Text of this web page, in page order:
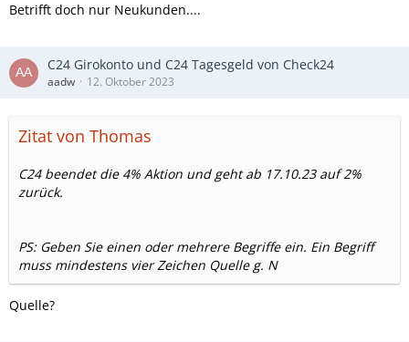
Betrifft doch nur Neukunden....
C24 Girokonto und C24 Tagesgeld von Check24
aadw 12. Oktober 2023
Zitat von Thomas
C24 beendet die 4% Aktion und geht ab 17.10.23 auf 2%
zurück.
PS: Geben Sie einen oder mehrere Begriffe ein. Ein Begriff
muss mindestens vier Zeichen Quelle g. N
Quelle?